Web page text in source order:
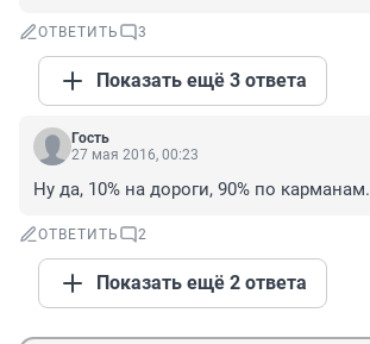
ОТВЕТИТЬ 3
Показать ещё 3 ответа
Гость
27 мая 2016, 00:23
Ну да, 10% на дороги, 90% по карманам.
ОТВЕТИТЬ 2
Показать ещё 2 ответа